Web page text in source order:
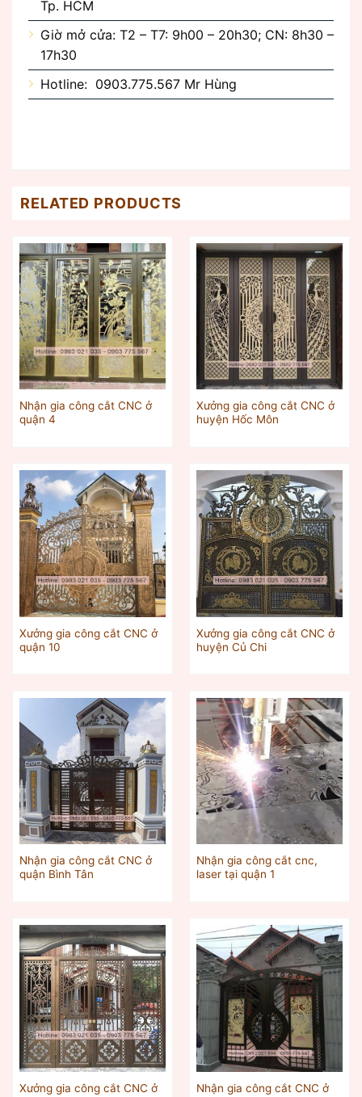
Tp. HCM
Giờ mở cửa: T2 – T7: 9h00 – 20h30; CN: 8h30 –
17h30
Hotline: 0903.775.567 Mr Hùng
RELATED PRODUCTS
Nhận gia công cắt CNC ở
quận 4
Xưởng gia công cắt CNC ở
huyện Hốc Môn
Xưởng gia công cắt CNC ở
quận 10
Xưởng gia công cắt CNC ở
huyện Củ Chi
Nhận gia công cắt CNC ở
quận Bình Tân
Nhận gia công cắt cnc,
laser tại quận 1
Xưởng gia công cắt CNC ở
Nhận gia công cắt CNC ở